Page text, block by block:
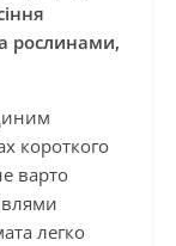
рослинами,
короткого
варто
легко